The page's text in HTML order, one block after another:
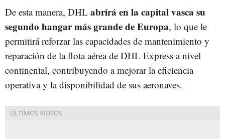
De esta manera, DHL abrirá en la capital vasca su
segundo hangar más grande de Europa, lo que le
permitirá reforzar las capacidades de mantenimiento y
reparación de la flota aérea de DHL Express a nivel
continental, contribuyendo a mejorar la eficiencia
operativa y la disponibilidad de sus aeronaves.